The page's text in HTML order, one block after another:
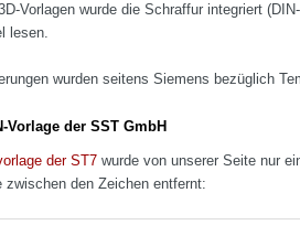
Vorlagen wurde die Schraffur integriert
lesen.
wurden seitens Siemens bezüglich
Vorlage der SST GmbH
der ST7 wurde von unserer Seite nur
zwischen den Zeichen entfernt: